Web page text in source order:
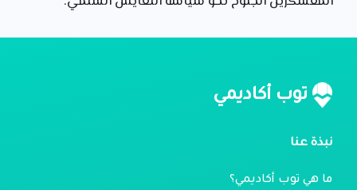
توب أكاديمي
نبذة عنا
ما هي توب أكاديمي؟